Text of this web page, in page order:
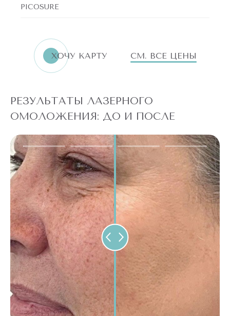
PICOSURE
ХОЧУ КАРТУ СМ. ВСЕ ЦЕНЫ
РЕЗУЛЬТАТЫ ЛАЗЕРНОГО
ОМОЛОЖЕНИЯ: ДО И ПОСЛЕ